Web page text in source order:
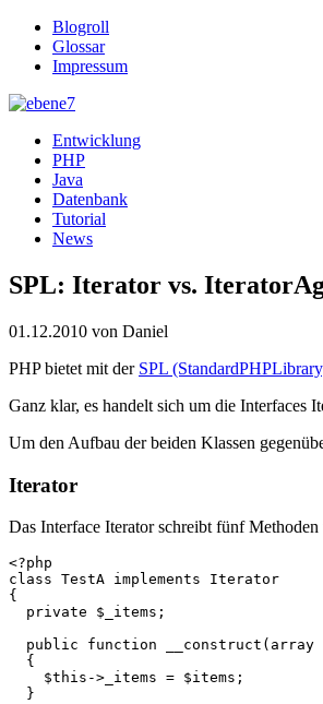
Blogroll
Glossar
Impressum
Entwicklung
PHP
Java
Datenbank
Tutorial
News
SPL: Iterator vs.
01.12.2010 von Daniel
PHP bietet mit der SPL
Ganz klar, es handelt sich um die Interfaces
Um den Aufbau der beiden Klassen
Iterator
Das Interface Iterator schreibt fünf
<?php
class TestA implements Iterator
{
  private $_items;
public function __construct(array
  {
    $this->_items = $items;
  }